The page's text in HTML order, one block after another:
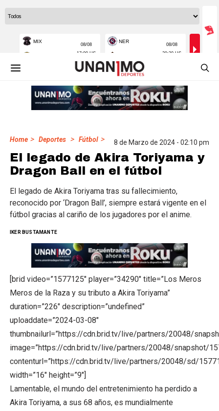
Home > Deportes > Fútbol > 8 de Marzo de 2024 - 02:10 pm
El legado de Akira Toriyama y
Dragon Ball en el fútbol
El legado de Akira Toriyama tras su fallecimiento,
reconocido por ‘Dragon Ball’, siempre estará vigente en el
fútbol gracias al cariño de los jugadores por el anime.
IKER BUSTAMANTE
[brid video=”1577125″ player=”34290″ title=”Los Meros
Meros de la Raza y su tributo a Akira Toriyama”
duration=”226″ description=”undefined”
uploaddate=”2024-03-08″
thumbnailurl=”https://cdn.brid.tv/live/partners/20048/
image=”https://cdn.brid.tv/live/partners/20048/snapshot/
contenturl=”https://cdn.brid.tv/live/partners/20048/sd/
width=”16″ height=”9″]
Lamentable, el mundo del entretenimiento ha perdido a
Akira Toriyama, a sus 68 años, es mundialmente